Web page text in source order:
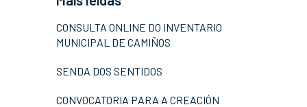
CONSULTA ONLINE DO INVENTARIO
MUNICIPAL DE CAMIÑOS
SENDA DOS SENTIDOS
CONVOCATORIA PARA A CREACIÓN